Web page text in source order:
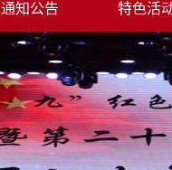
通知公告 特色活